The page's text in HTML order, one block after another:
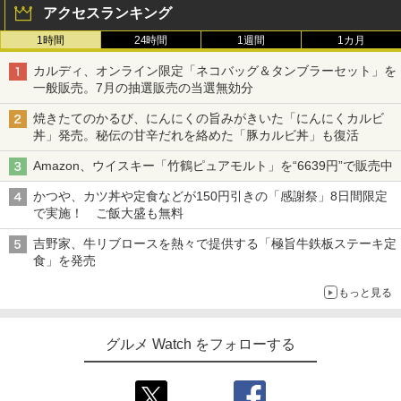
アクセスランキング
1時間 24時間 1週間 1カ月
カルディ、オンライン限定「ネコバッグ＆タンブラーセット」を
一般販売。7月の抽選販売の当選無効分
焼きたてのかるび、にんにくの旨みがきいた「にんにくカルビ
丼」発売。秘伝の甘辛だれを絡めた「豚カルビ丼」も復活
Amazon、ウイスキー「竹鶴ピュアモルト」を“6639円”で販売中
かつや、カツ丼や定食などが150円引きの「感謝祭」8日間限定
で実施！ ご飯大盛も無料
吉野家、牛リブロースを熱々で提供する「極旨牛鉄板ステーキ定
食」を発売
もっと見る
グルメ Watch をフォローする